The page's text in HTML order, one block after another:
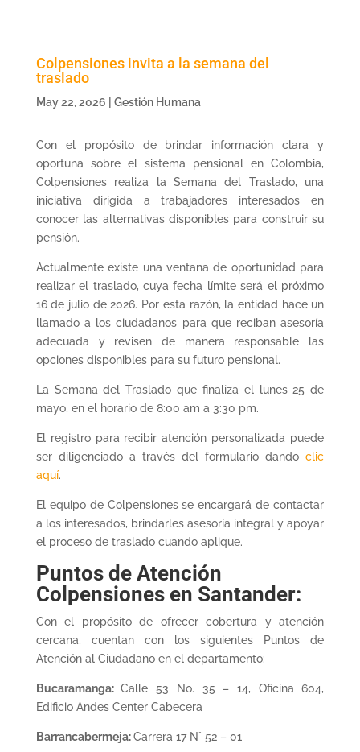
Colpensiones invita a la semana del
traslado
May 22, 2026 Gestión Humana
Con el propósito de brindar información clara y
oportuna sobre el sistema pensional en Colombia,
Colpensiones realiza la Semana del Traslado, una
iniciativa dirigida a trabajadores interesados en
conocer las alternativas disponibles para construir su
pensión.
Actualmente existe una ventana de oportunidad para
realizar el traslado, cuya fecha límite será el próximo
16 de julio de 2026. Por esta razón, la entidad hace un
llamado a los ciudadanos para que reciban asesoría
adecuada y revisen de manera responsable las
opciones disponibles para su futuro pensional.
La Semana del Traslado que finaliza el lunes 25 de
mayo, en el horario de 8:00 am a 3:30 pm.
El registro para recibir atención personalizada puede
ser diligenciado a través del formulario dando clic
aquí.
El equipo de Colpensiones se encargará de contactar
a los interesados, brindarles asesoría integral y apoyar
el proceso de traslado cuando aplique.
Puntos de Atención
Colpensiones en Santander:
Con el propósito de ofrecer cobertura y atención
cercana, cuentan con los siguientes Puntos de
Atención al Ciudadano en el departamento:
Bucaramanga:Calle 53 No. 35 – 14, Oficina 604,
Edificio Andes Center Cabecera
Barrancabermeja:Carrera 17 N° 52 – 01